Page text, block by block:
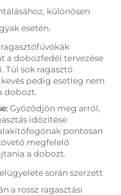
különösen
esetén.
a dobozfedél tervezése
Túl sok ragasztó
pedig esetleg nem
dobozt.
Győződjön meg arról,
időzítése
pontosan
megfelelő
a dobozt.
során szerzett
a rossz ragasztási